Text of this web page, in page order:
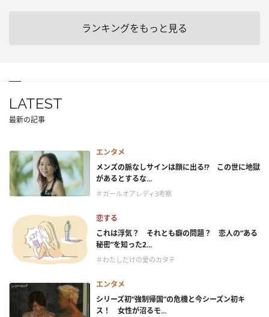
ランキングをもっと見る
LATEST
最新の記事
エンタメ
メンズの脈なしサインは顔に出る!? この世に地獄
があるとするな...
＃ガールオアレディ3考察
恋する
これは浮気？ それとも癖の問題？ 恋人の“ある
秘密”を知った2...
＃わたしだけの愛のカタチ
エンタメ
シリーズ初“強制帰国”の危機と今シーズン初キ
ス！ 女性が沼るモ...